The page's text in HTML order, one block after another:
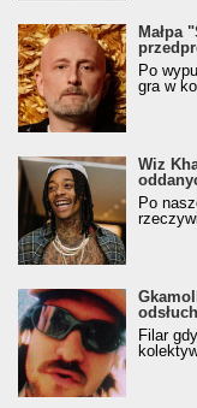
Małpa
Po
gra w
Wiz
Po
Filar